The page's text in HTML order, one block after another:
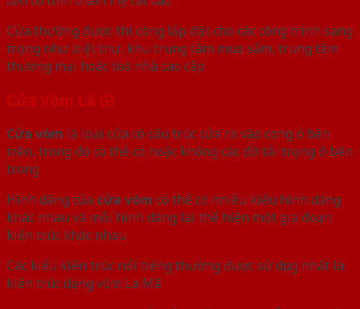
Cửa thường được thi công lắp đặt cho các công trình sang
trọng như biệt thự, khu trung tâm mua sắm, trung tâm
thương mại hoặc toà nhà cao cấp
Cửa Vòm Là Gì
Cửa vòm là loại cửa có cấu trúc cửa ra vào cong ở bên
trên, trong đó có thể có hoặc không các đỡ tải trọng ở bên
trong
Hình dáng của cửa vòm có thể có nhiều kiểu hình dáng
khác nhau và mỗi hình dáng lại thể hiện một gia đoạn
kiến trúc khác nhau
Các kiểu kiến trúc nổi tiếng thường được sử dụng nhất là
kiến trúc dạng vòm La Mã